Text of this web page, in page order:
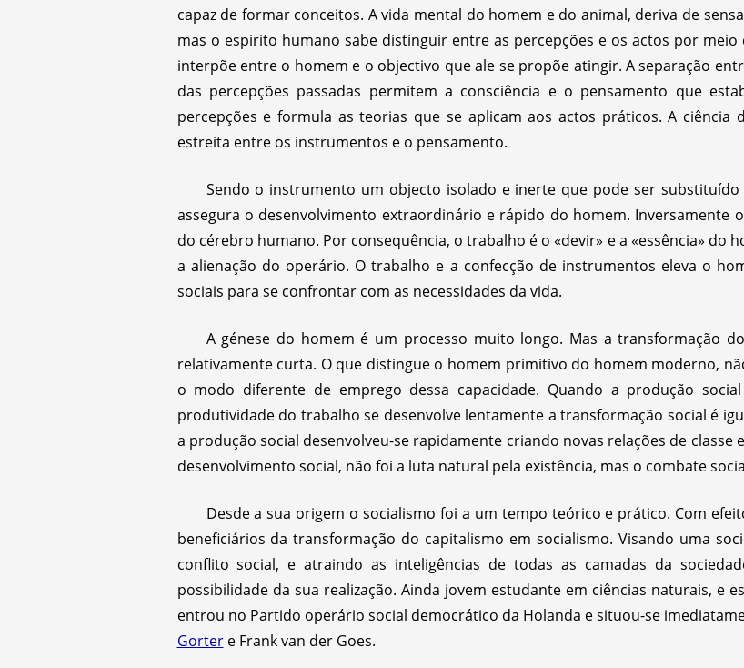
capaz de formar conceitos. A vida mental do homem e do animal, deriva de
mas o espirito humano sabe distinguir entre as percepções e os actos por
interpõe entre o homem e o objectivo que ale se propõe atingir. A separação
das percepções passadas permitem a consciência e o pensamento que
percepções e formula as teorias que se aplicam aos actos práticos. A ciência
estreita entre os instrumentos e o pensamento.
Sendo o instrumento um objecto isolado e inerte que pode ser
assegura o desenvolvimento extraordinário e rápido do homem. Inversamente
do cérebro humano. Por consequência, o trabalho é o «devir» e a «essência» do
a alienação do operário. O trabalho e a confecção de instrumentos eleva o
sociais para se confrontar com as necessidades da vida.
A génese do homem é um processo muito longo. Mas a transformação
relativamente curta. O que distingue o homem primitivo do homem moderno,
o modo diferente de emprego dessa capacidade. Quando a produção
produtividade do trabalho se desenvolve lentamente a transformação social é
a produção social desenvolveu-se rapidamente criando novas relações de
desenvolvimento social, não foi a luta natural pela existência, mas o combate
Desde a sua origem o socialismo foi a um tempo teórico e prático. Com
beneficiários da transformação do capitalismo em socialismo. Visando uma
conflito social, e atraindo as inteligências de todas as camadas da
possibilidade da sua realização. Ainda jovem estudante em ciências naturais, e
entrou no Partido operário social democrático da Holanda e situou-se
Gortere Frank van der Goes.